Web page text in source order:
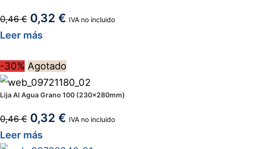
0,46€ 0,32 € IVA no incluido
Leer más
-30% Agotado
Lija Al Agua Grano 100 (230x280mm)
0,46€ 0,32 € IVA no incluido
Leer más